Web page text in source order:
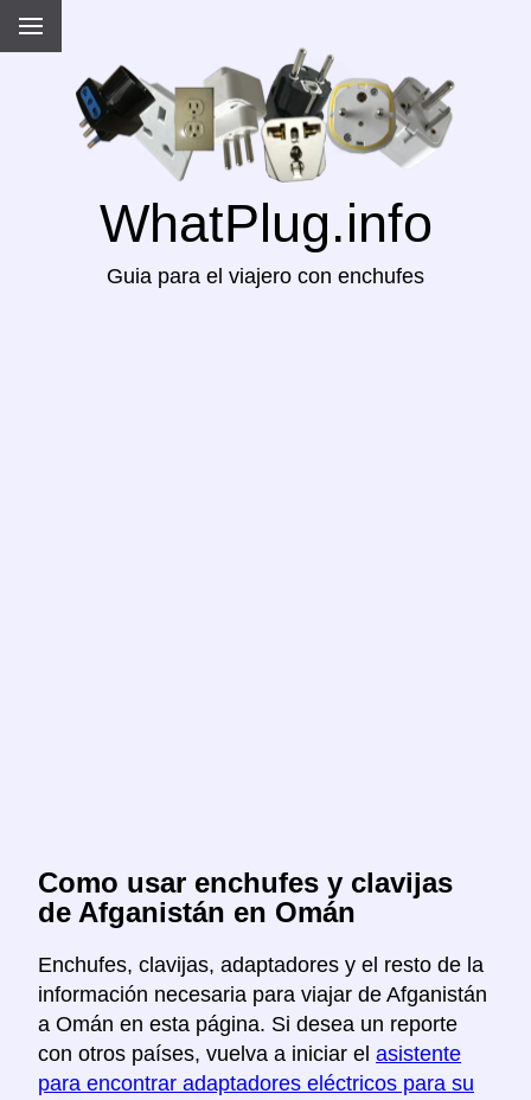
WhatPlug.info
Guia para el viajero con enchufes
Como usar enchufes y clavijas
de Afganistán en Omán
Enchufes, clavijas, adaptadores y el resto de la
información necesaria para viajar de Afganistán
a Omán en esta página. Si desea un reporte
con otros países, vuelva a iniciar el asistente
para encontrar adaptadores eléctricos para su